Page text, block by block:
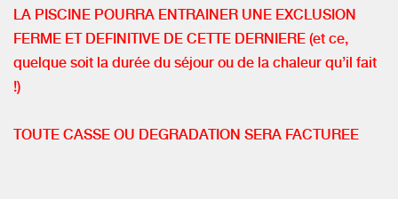
LA PISCINE POURRA ENTRAINER UNE EXCLUSION
FERME ET DEFINITIVE DE CETTE DERNIERE (et ce,
quelque soit la durée du séjour ou de la chaleur qu’il fait
!)
TOUTE CASSE OU DEGRADATION SERA FACTUREE